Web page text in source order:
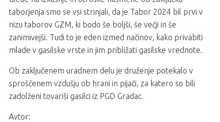
taborjenja smo se vsi strinjali, da je Tabor 2024 bil prvi v
nizu taborov GZM, ki bodo še boljši, še večji in še
zanimivejši. Tudi to je eden izmed načinov, kako privabiti
mlade v gasilske vrste in jim približati gasilske vrednote.
Ob zaključenem uradnem delu je druženje potekalo v
sproščenem vzdušju ob hrani in pijači, za katero so bili
zadolženi tovariši gasilci iz PGD Gradac.
Avtor: